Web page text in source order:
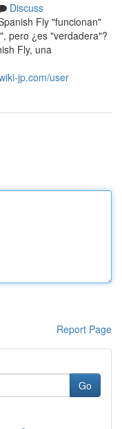
Discuss
Fly "funcionan"
pero ¿es "verdadera"?
Fly, una
jp.com/user
Report Page
Go